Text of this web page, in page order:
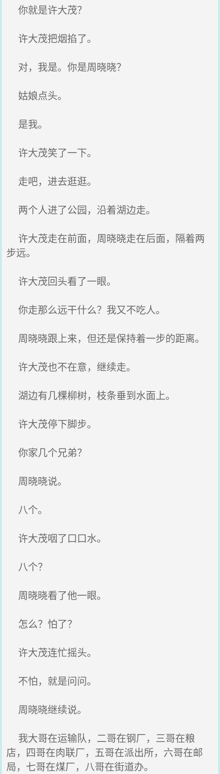
你就是许大茂？
许大茂把烟掐了。
对，我是。你是周晓晓？
姑娘点头。
是我。
许大茂笑了一下。
走吧，进去逛逛。
两个人进了公园，沿着湖边走。
许大茂走在前面，周晓晓走在后面，隔着两
步远。
许大茂回头看了一眼。
你走那么远干什么？我又不吃人。
周晓晓跟上来，但还是保持着一步的距离。
许大茂也不在意，继续走。
湖边有几棵柳树，枝条垂到水面上。
许大茂停下脚步。
你家几个兄弟？
周晓晓说。
八个。
许大茂咽了口口水。
八个？
周晓晓看了他一眼。
怎么？怕了？
许大茂连忙摇头。
不怕，就是问问。
周晓晓继续说。
我大哥在运输队，二哥在钢厂，三哥在粮
店，四哥在肉联厂，五哥在派出所，六哥在邮
局，七哥在煤厂，八哥在街道办。